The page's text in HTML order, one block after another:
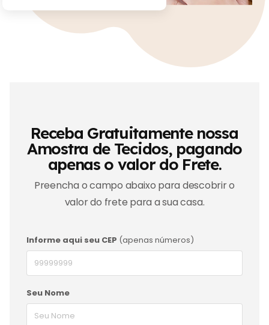
Receba Gratuitamente nossa
Amostra de Tecidos, pagando
apenas o valor do Frete.
Preencha o campo abaixo para descobrir o
valor do frete para a sua casa.
Informe aqui seu CEP (apenas números)
Seu Nome